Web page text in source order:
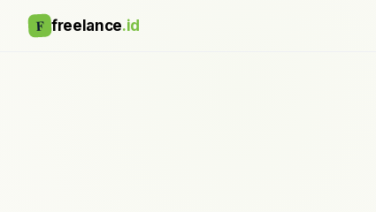
F freelance.id